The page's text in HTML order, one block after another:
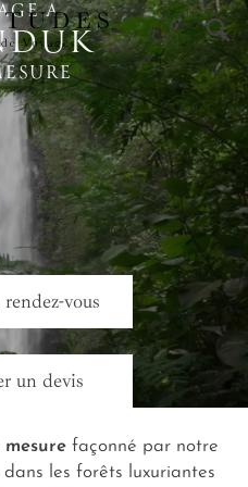
A
vous
un devis
façonné par notre
les forêts luxuriantes